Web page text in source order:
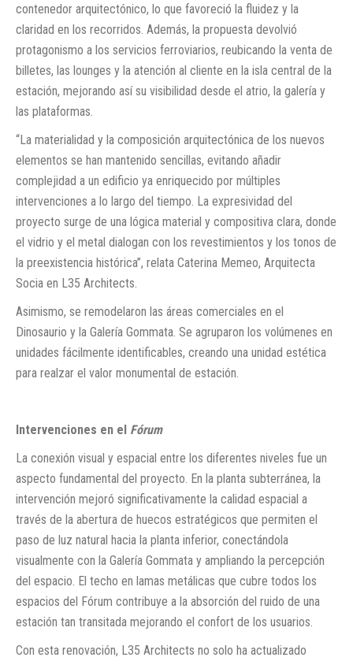
contenedor arquitectónico, lo que favoreció la fluidez y la
claridad en los recorridos. Además, la propuesta devolvió
protagonismo a los servicios ferroviarios, reubicando la venta de
billetes, las lounges y la atención al cliente en la isla central de la
estación, mejorando así su visibilidad desde el atrio, la galería y
las plataformas.
“La materialidad y la composición arquitectónica de los nuevos
elementos se han mantenido sencillas, evitando añadir
complejidad a un edificio ya enriquecido por múltiples
intervenciones a lo largo del tiempo. La expresividad del
proyecto surge de una lógica material y compositiva clara, donde
el vidrio y el metal dialogan con los revestimientos y los tonos de
la preexistencia histórica”, relata Caterina Memeo, Arquitecta
Socia en L35 Architects.
Asimismo, se remodelaron las áreas comerciales en el
Dinosaurio y la Galería Gommata. Se agruparon los volúmenes en
unidades fácilmente identificables, creando una unidad estética
para realzar el valor monumental de estación.
Intervenciones en el Fórum
La conexión visual y espacial entre los diferentes niveles fue un
aspecto fundamental del proyecto. En la planta subterránea, la
intervención mejoró significativamente la calidad espacial a
través de la abertura de huecos estratégicos que permiten el
paso de luz natural hacia la planta inferior, conectándola
visualmente con la Galería Gommata y ampliando la percepción
del espacio. El techo en lamas metálicas que cubre todos los
espacios del Fórum contribuye a la absorción del ruido de una
estación tan transitada mejorando el confort de los usuarios.
Con esta renovación, L35 Architects no solo ha actualizado